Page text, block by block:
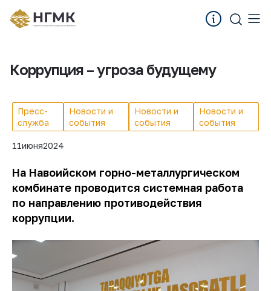
Коррупция – угроза будущему
Пресс-
служба
Новости и
события
Новости и
события
Новости и
события
11июня2024
На Навоийском горно-металлургическом
комбинате проводится системная работа
по направлению противодействия
коррупции.